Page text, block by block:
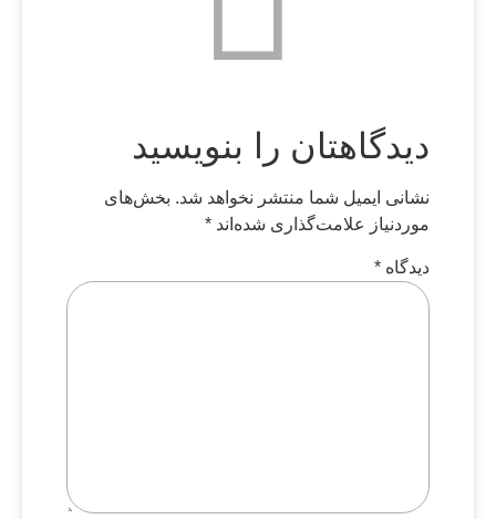
دیدگاهتان را بنویسید
نشانی ایمیل شما منتشر نخواهد شد. بخش‌های
موردنیاز علامت‌گذاری شده‌اند *
دیدگاه *